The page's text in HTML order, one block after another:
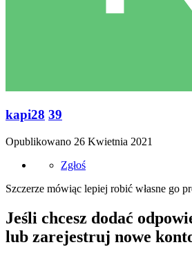
kapi28 39
Opublikowano 26 Kwietnia 2021
Zgłoś
Szczerze mówiąc lepiej robić własne go
Jeśli chcesz dodać
lub zarejestruj nowe